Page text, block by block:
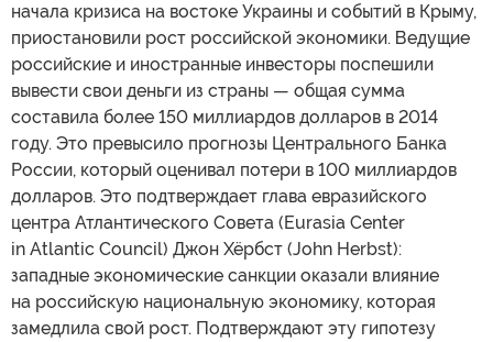
начала кризиса на востоке Украины и событий в Крыму,
приостановили рост российской экономики. Ведущие
российские и иностранные инвесторы поспешили
вывести свои деньги из страны — общая сумма
составила более 150 миллиардов долларов в 2014
году. Это превысило прогнозы Центрального Банка
России, который оценивал потери в 100 миллиардов
долларов. Это подтверждает глава евразийского
центра Атлантического Совета (Eurasia Center
in Atlantic Council) Джон Хёрбст (John Herbst):
западные экономические санкции оказали влияние
на российскую национальную экономику, которая
замедлила свой рост. Подтверждают эту гипотезу